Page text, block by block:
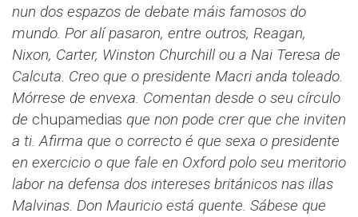
nun dos espazos de debate máis famosos do
mundo. Por alí pasaron, entre outros, Reagan,
Nixon, Carter, Winston Churchill ou a Nai Teresa de
Calcuta. Creo que o presidente Macri anda toleado.
Mórrese de envexa. Comentan desde o seu círculo
de chupamedias que non pode crer que che inviten
a ti. Afirma que o correcto é que sexa o presidente
en exercicio o que fale en Oxford polo seu meritorio
labor na defensa dos intereses británicos nas illas
Malvinas. Don Mauricio está quente. Sábese que